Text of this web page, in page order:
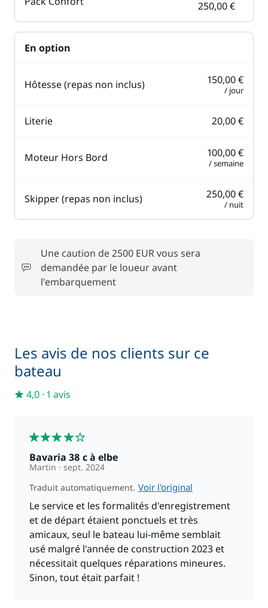
250,00 €
En option
Hôtesse (repas non inclus) 150,00 €
/ jour
Literie 20,00 €
Moteur Hors Bord 100,00 €
/ semaine
Skipper (repas non inclus) 250,00 €
/ nuit
Une caution de 2500 EUR vous sera
demandée par le loueur avant
l'embarquement
Les avis de nos clients sur ce
bateau
4,0 · 1 avis
Bavaria 38 c à elbe
Martin
sept. 2024
Traduit automatiquement. Voir l'original
Le service et les formalités d'enregistrement
et de départ étaient ponctuels et très
amicaux, seul le bateau lui-même semblait
usé malgré l'année de construction 2023 et
nécessitait quelques réparations mineures.
Sinon, tout était parfait !